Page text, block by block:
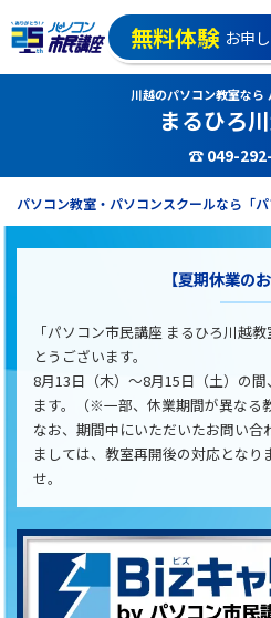
無料体験 お申
川越のパソコン教室なら
まるひろ
☎ 049-
パソコン教室・パソコンスクールなら「パ
【夏期休業の
「パソコン市民講座 まるひろ川越
とうございます。
8月13日（木）～8月15日（土）の
ます。（※一部、休業期間が異なる
なお、期間中にいただいたお問い合
ましては、教室再開後の対応となり
せ。